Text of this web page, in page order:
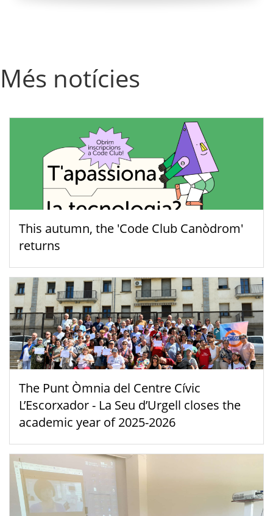
Més notícies
This autumn, the 'Code Club Canòdrom'
returns
The Punt Òmnia del Centre Cívic
L’Escorxador - La Seu d’Urgell closes the
academic year of 2025-2026